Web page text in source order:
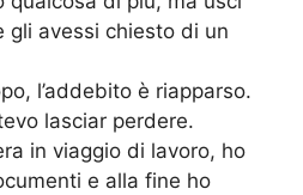
gli avessi chiesto di un
l’addebito è riapparso.
lasciar perdere.
in viaggio di lavoro, ho
e alla fine ho